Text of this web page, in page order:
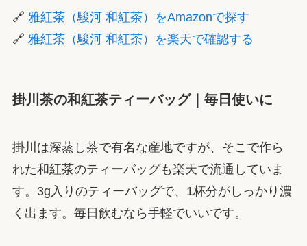
🔗 雅紅茶（駿河 和紅茶）をAmazonで探す
🔗 雅紅茶（駿河 和紅茶）を楽天で確認する
掛川茶の和紅茶ティーバッグ｜毎日使いに
掛川は深蒸し茶で有名な産地ですが、そこで作ら
れた和紅茶のティーバッグも楽天で流通していま
す。3g入りのティーバッグで、1杯分がしっかり濃
く出ます。毎日飲むなら手軽でいいです。